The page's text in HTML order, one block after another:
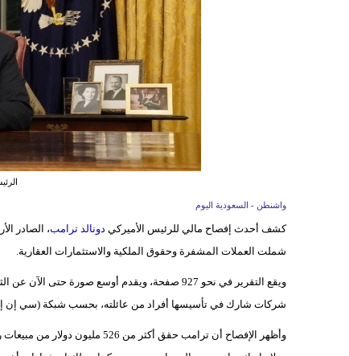
واشنطن - السعودية اليوم
كشف أحدث إفصاح مالي للرئيس الأميركي دونالد ترامب، الصادر
شملت العملات المشفرة وحقوق الملكية والاستثمارات العقارية.
ويقع التقرير في نحو 927 صفحة، ويقدم أوسع صورة حتى الآن عن الثروة المتنامية التي جمعها ترامب منذ عودته إلى
شركات شارك في تأسيسها أفراد من عائلته، بحسب شبكة (سي إن
وأظهر الإفصاح أن ترامب حقق